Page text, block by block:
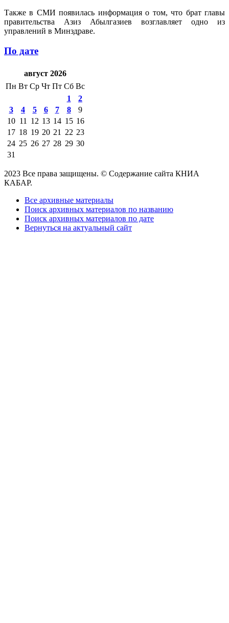
Также в СМИ появилась информация о том, что брат главы
правительства Азиз Абылгазиев возглавляет одно из
управлений в Минздраве.
По дате
август 2026
Пн Вт Ср Чт Пт Сб Вс
1
2
3
4 5 6 7 8
9
10 11 12 13 14 15 16
17 18 19 20 21 22 23
24 25 26 27 28 29 30
31
2023 Все права защищены. © Содержание сайта КНИА
КАБАР.
Все архивные материалы
Поиск архивных материалов по названию
Поиск архивных материалов по дате
Вернуться на актуальный сайт